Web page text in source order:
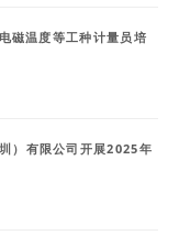
磁温度等工种计量员培
）有限公司开展2025年